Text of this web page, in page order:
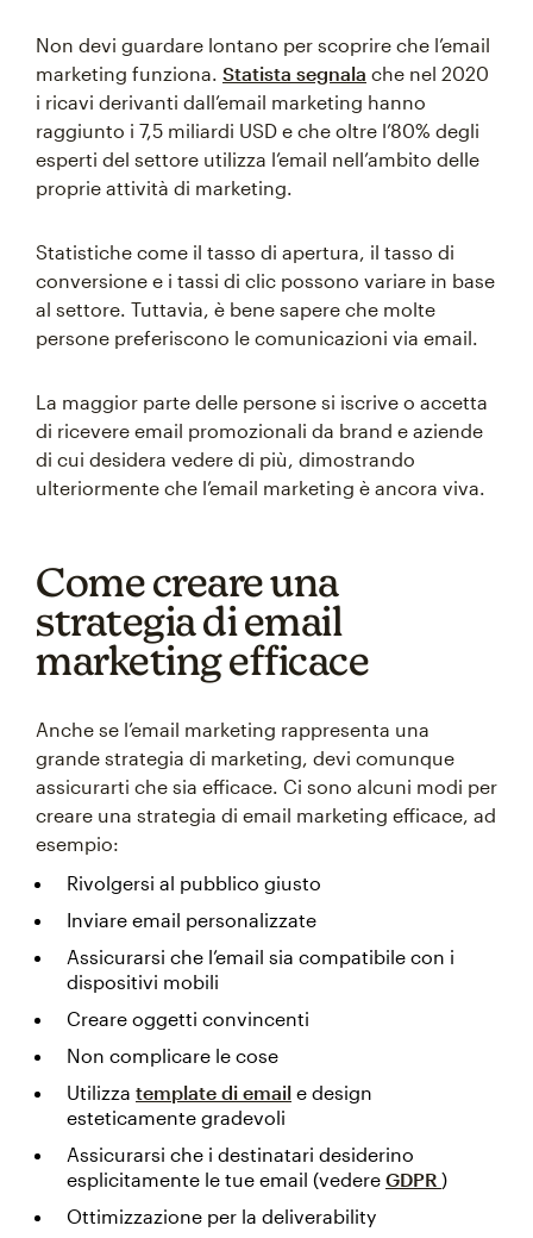
Non devi guardare lontano per scoprire che l’email
marketing funziona. Statista segnala che nel 2020
i ricavi derivanti dall’email marketing hanno
raggiunto i 7,5 miliardi USD e che oltre l’80% degli
esperti del settore utilizza l’email nell’ambito delle
proprie attività di marketing.
Statistiche come il tasso di apertura, il tasso di
conversione e i tassi di clic possono variare in base
al settore. Tuttavia, è bene sapere che molte
persone preferiscono le comunicazioni via email.
La maggior parte delle persone si iscrive o accetta
di ricevere email promozionali da brand e aziende
di cui desidera vedere di più, dimostrando
ulteriormente che l’email marketing è ancora viva.
Come creare una
strategia di email
marketing efficace
Anche se l’email marketing rappresenta una
grande strategia di marketing, devi comunque
assicurarti che sia efficace. Ci sono alcuni modi per
creare una strategia di email marketing efficace, ad
esempio:
Rivolgersi al pubblico giusto
Inviare email personalizzate
Assicurarsi che l’email sia compatibile con i
dispositivi mobili
Creare oggetti convincenti
Non complicare le cose
Utilizza template di email e design
esteticamente gradevoli
Assicurarsi che i destinatari desiderino
esplicitamente le tue email (vedere GDPR )
Ottimizzazione per la deliverability